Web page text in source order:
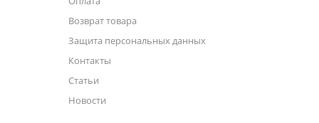
Возврат товара
Защита персональных данных
Контакты
Статьи
Новости